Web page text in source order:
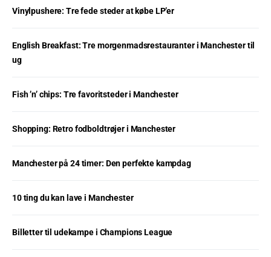
Vinylpushere: Tre fede steder at købe LP’er
English Breakfast: Tre morgenmadsrestauranter i Manchester til
ug
Fish ’n’ chips: Tre favoritsteder i Manchester
Shopping: Retro fodboldtrøjer i Manchester
Manchester på 24 timer: Den perfekte kampdag
10 ting du kan lave i Manchester
Billetter til udekampe i Champions League